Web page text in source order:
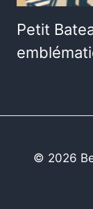
Petit
© 2026